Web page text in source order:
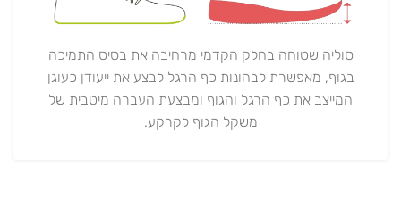
סוליה שטוחה בחלק הקדמי מרחיבה את בסיס התמיכה
בגוף, מאפשרת לבהונות כף הרגל לבצע את ייעודן כעוגן
המייצב את כף הרגל והגוף ומבצעת העברה מיטבית של
משקל הגוף לקרקע.